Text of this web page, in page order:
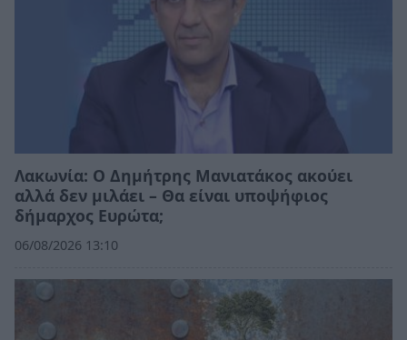
Λακωνία: Ο Δημήτρης Μανιατάκος ακούει
αλλά δεν μιλάει – Θα είναι υποψήφιος
δήμαρχος Ευρώτα;
06/08/2026 13:10